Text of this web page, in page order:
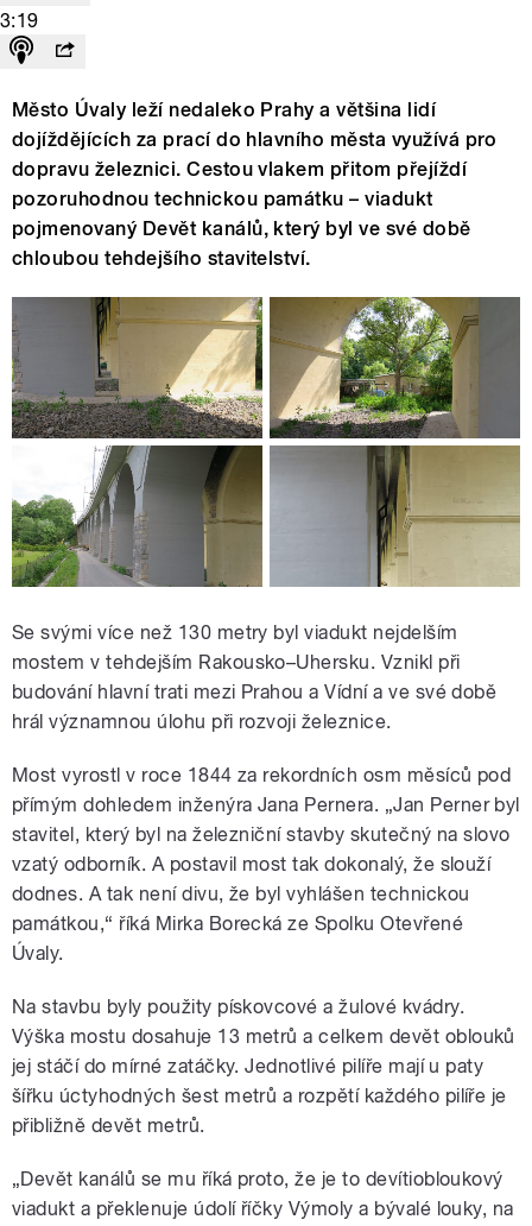
3:19
Město Úvaly leží nedaleko Prahy a většina lidí
dojíždějících za prací do hlavního města využívá pro
dopravu železnici. Cestou vlakem přitom přejíždí
pozoruhodnou technickou památku – viadukt
pojmenovaný Devět kanálů, který byl ve své době
chloubou tehdejšího stavitelství.
Se svými více než 130 metry byl viadukt nejdelším
mostem v tehdejším Rakousko–Uhersku. Vznikl při
budování hlavní trati mezi Prahou a Vídní a ve své době
hrál významnou úlohu při rozvoji železnice.
Most vyrostl v roce 1844 za rekordních osm měsíců pod
přímým dohledem inženýra Jana Pernera. „Jan Perner byl
stavitel, který byl na železniční stavby skutečný na slovo
vzatý odborník. A postavil most tak dokonalý, že slouží
dodnes. A tak není divu, že byl vyhlášen technickou
památkou,“ říká Mirka Borecká ze Spolku Otevřené
Úvaly.
Na stavbu byly použity pískovcové a žulové kvádry.
Výška mostu dosahuje 13 metrů a celkem devět oblouků
jej stáčí do mírné zatáčky. Jednotlivé pilíře mají u paty
šířku úctyhodných šest metrů a rozpětí každého pilíře je
přibližně devět metrů.
„Devět kanálů se mu říká proto, že je to devítiobloukový
viadukt a překlenuje údolí říčky Výmoly a bývalé louky, na